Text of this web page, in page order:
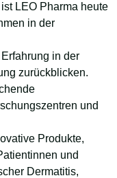
LEO Pharma heute
in der
in der
zurückblicken.
und
Produkte,
und
Dermatitis,